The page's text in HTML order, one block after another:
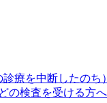
療を中断したのち
の検査を受ける方へ